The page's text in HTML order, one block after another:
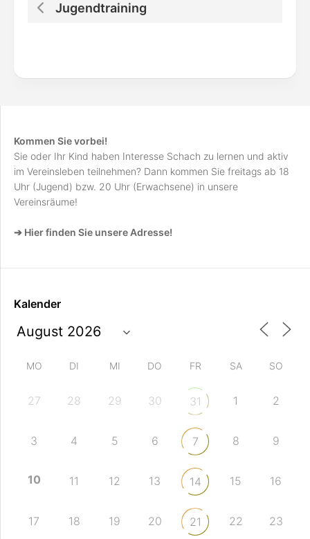
Jugendtraining
Kommen Sie vorbei!
Sie oder Ihr Kind haben Interesse Schach zu lernen und aktiv
im Vereinsleben teilnehmen? Dann kommen Sie freitags ab 18
Uhr (Jugend) bzw. 20 Uhr (Erwachsene) in unsere
Vereinsräume!
➔ Hier finden Sie unsere Adresse!
Kalender
MO DI MI DO FR SA SO
27 28 29 30 31 1 2
3 4 5 6 7 8 9
10 11 12 13 14 15 16
17 18 19 20 21 22 23